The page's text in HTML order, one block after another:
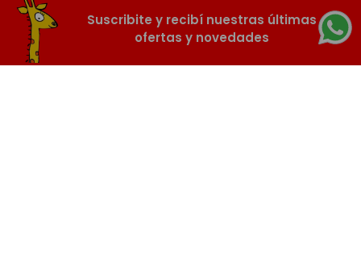
Suscribite y recibí nuestras últimas
ofertas y novedades